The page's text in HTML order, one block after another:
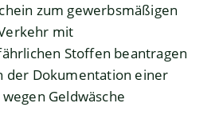
zum gewerbsmäßigen
mit
Stoffen beantragen
der Dokumentation einer
Geldwäsche